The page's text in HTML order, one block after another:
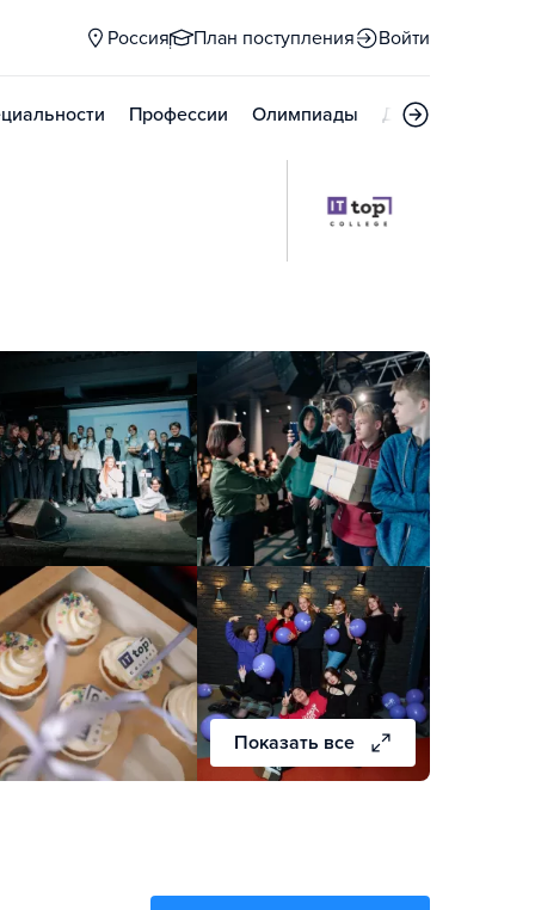
Россия План поступления Войти
Профессии Олимпиады Дни открытых
Показать все